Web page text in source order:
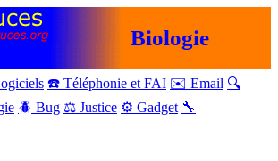
Biologie
☎️ Téléphonie et FAI ✉️ Email 🔍
🪲 Bug ⚖️ Justice ⚙️ Gadget 🔧